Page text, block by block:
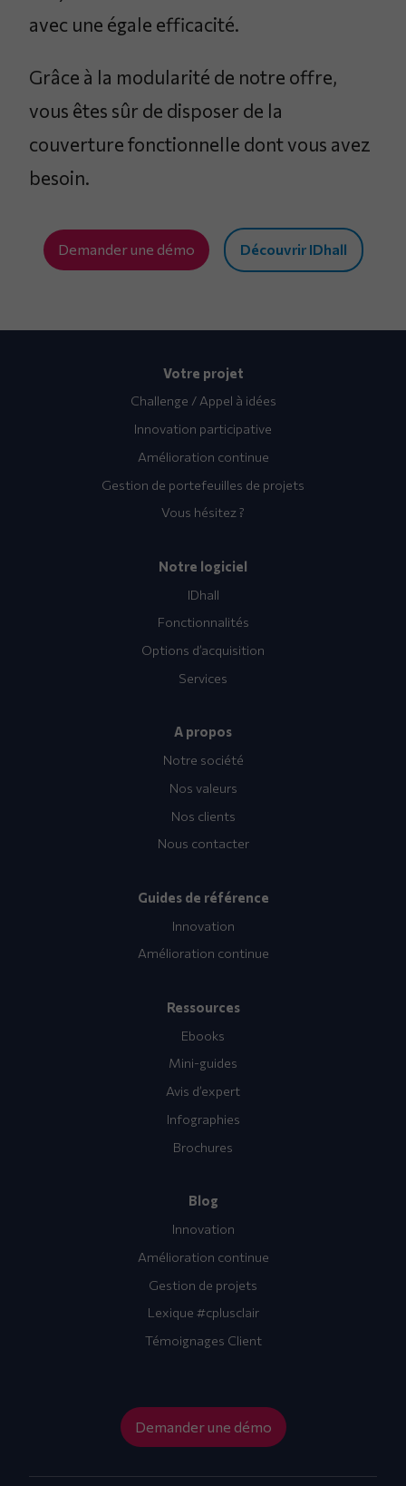
avec une égale efficacité.
Grâce à la modularité de notre offre,
vous êtes sûr de disposer de la
couverture fonctionnelle dont vous avez
besoin.
Demander une démo Découvrir IDhall
Votre projet
Challenge / Appel à idées
Innovation participative
Amélioration continue
Gestion de portefeuilles de projets
Vous hésitez ?
Notre logiciel
IDhall
Fonctionnalités
Options d’acquisition
Services
A propos
Notre société
Nos valeurs
Nos clients
Nous contacter
Guides de référence
Innovation
Amélioration continue
Ressources
Ebooks
Mini-guides
Avis d’expert
Infographies
Brochures
Blog
Innovation
Amélioration continue
Gestion de projets
Lexique #cplusclair
Témoignages Client
Demander une démo